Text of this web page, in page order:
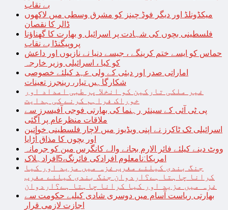
بے نقاب
میکڈونلڈ اور دیگر فوڈ چینز کو مشرق وسطی میں لاکھوں
ڈالر کا نقصان
فلسطینی بچوں کی شہادت پر اسرائیل و بھارت کا گھناؤنا
پروپیگنڈا بے نقاب
حماس کو ایسے ختم کرینگے ، جیسے دنیا نے نازیوں اور داعش
کو کیا ، اسرائیلی وزیر خارجہ
اماراتی صدر اور دبئی کے ولی عہد کیلئے خصوصی
شکارگاہیں تیار، رینجرز تعینات
غیر ملکی تارکین کو انخلا پر طبی امداد اور
خوراک فراہم کرنے کی ہدایت
پی ٹی آئی کے سینئر رہنما کی بھارتی فوجی آفیسرز سے
ملاقات منظرعام پر آگئی
اسرائیلی ٹک ٹاکرز نے اپنی ویڈیوز میں لاچار فلسطینی خواتین
اور بچوں کا مذاق اُڑایا
ووٹ دینے کیلئے فائر الارم بجانے والے کانگرس مین کو جرمانہ
امریکا:نامعلوم افرادکی فائرنگ،5افرادہلاک
جنگ بندی کیلئے مغرب غزہ میں مزید اور کیا
کرانا چاہتا ہے؟اردوان جنگ بندی کیلئے مغرب
غزہ میں مزید اور کیا کرانا چاہتا ہے؟اردوان
بھارتی ریاست آسام میں دوسری شادی کیلیے حکومت سے
اجازت لازمی قرار